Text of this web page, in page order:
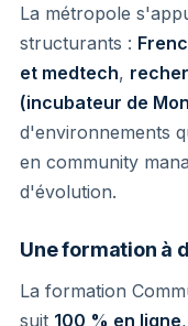
La métropole
structurants :
et medtech,
(incubateur de
d'environnements
en community
d'évolution.
Une formation à
La formation
suit 100 % en ligne